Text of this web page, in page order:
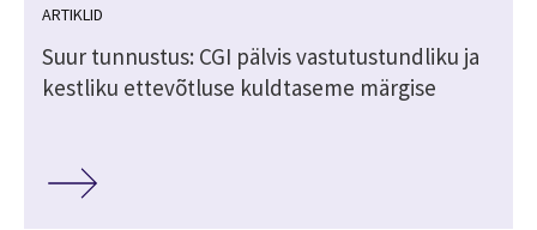
ARTIKLID
Suur tunnustus: CGI pälvis vastutustundliku ja
kestliku ettevõtluse kuldtaseme märgise